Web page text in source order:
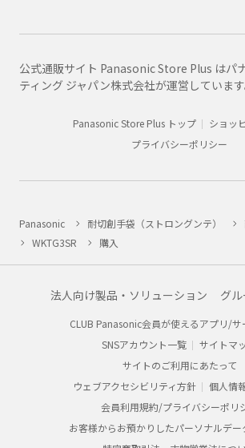
公式通販サイト Panasonic Store Plus はパ
ティング ジャパン株式会社が運営しています
Panasonic Store Plus トップ
ショッ
プライバシーポリシー
Panasonic 耐切創手袋（ストロングンテ）
WKTG3SR
購入
法人向け製品・ソリューション グ
CLUB Panasonic会員が使えるアプリ/サ
SNSアカウント一覧
サイトマ
サイトのご利用にあたって
ウェブアクセシビリティ方針
個人情
会員利用規約/プライバシーポリ
お客様からお預かりしたパーソナルデー